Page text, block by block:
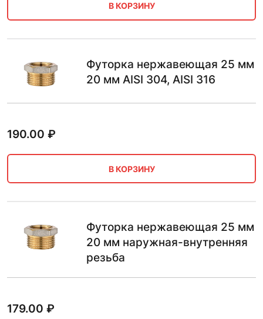
В КОРЗИНУ
Футорка нержавеющая 25 мм
20 мм AISI 304, AISI 316
190.00 ₽
В КОРЗИНУ
Футорка нержавеющая 25 мм
20 мм наружная-внутренняя
резьба
179.00 ₽